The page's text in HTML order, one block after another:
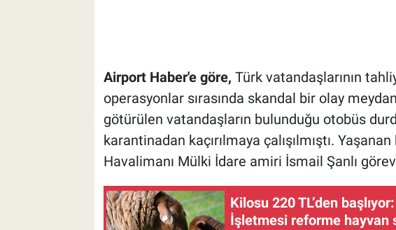
Airport Haber'e göre, Türk vatandaşlarının
operasyonlar sırasında skandal bir olay
götürülen vatandaşların bulunduğu otobüs
karantinadan kaçırılmaya çalışılmıştı.
Havalimanı Mülki İdare amiri İsmail Şanlı
Kilosu 220 TL’den
İşletmesi reforme hayvan